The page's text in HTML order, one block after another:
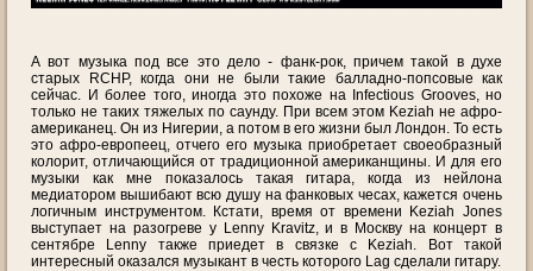
А вот музыка под все это дело - фанк-рок, причем такой в духе
старых RCHP, когда они не были такие балладно-попсовые как
сейчас. И более того, иногда это похоже на Infectious Grooves, но
только не таких тяжелых по саунду. При всем этом Keziah не афро-
американец. Он из Нигерии, а потом в его жизни был Лондон. То есть
это афро-европеец, отчего его музыка приобретает своеобразный
колорит, отличающийся от традиционной американщины. И для его
музыки как мне показалось такая гитара, когда из нейлона
медиатором вышибают всю душу на фанковых чесах, кажется очень
логичным инструментом. Кстати, время от времени Keziah Jones
выступает на разогреве у Lenny Kravitz, и в Москву на концерт в
сентябре Lenny также приедет в связке с Keziah. Вот такой
интересный оказался музыкант в честь которого Lag сделали гитару.